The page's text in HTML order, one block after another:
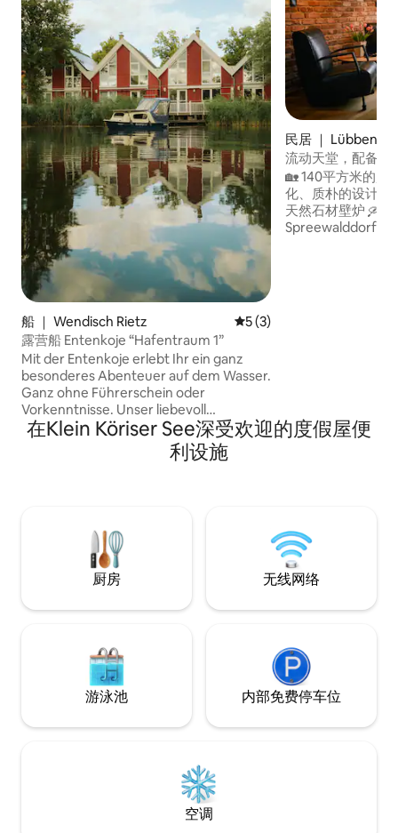
船 ｜ Wendisch Rietz 平均评分 5 分（满分 5 分）
5 (3)
露营船 Entenkoje “Hafentraum 1”
Mit der Entenkoje erlebt Ihr ein ganz
besonderes Abenteuer auf dem Wasser.
Ganz ohne Führerschein oder
Vorkenntnisse. Unser liebevoll
ausgestattetes Campingboot ist
kinderleicht zu steuern und macht euch
sofort zu Kapitänen eurer eigenen
unterwegs, sondern auch nachhaltig.
民居 ｜ Lübbenau
流动天堂，配备私
🏡 140平方米的起
化、质朴的设计
天然石材壁炉 🛶
Spreewalddorf的
在Klein Köriser See深受欢迎的度假屋便
利设施
厨房 无线网络
游泳池 内部免费停车位
空调